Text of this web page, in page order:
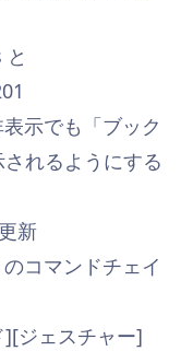
示でも「ブック
れるようにする
新
コマンドチェイ
ジェスチャー]